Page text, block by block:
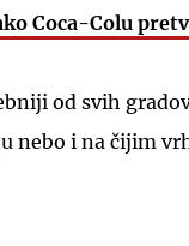
Coca-Colu
od svih
nebo i na čijim